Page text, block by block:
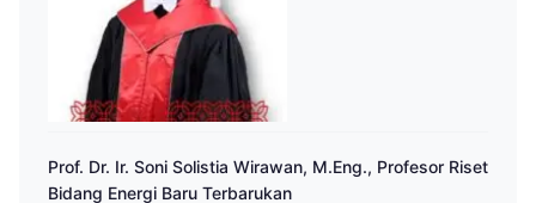
Prof. Dr. Ir. Soni Solistia Wirawan, M.Eng., Profesor Riset
Bidang Energi Baru Terbarukan